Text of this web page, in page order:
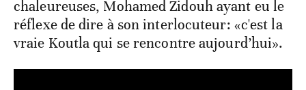
chaleureuses, Mohamed Zidouh ayant eu le
réflexe de dire à son interlocuteur: «c'est la
vraie Koutla qui se rencontre aujourd’hui».